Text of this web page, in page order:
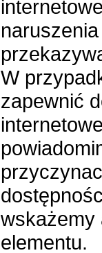
W
zapewnić
wskażemy
elementu.